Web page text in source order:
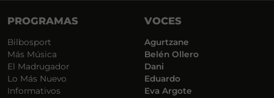
PROGRAMAS
Bilbosport
Más Música
El Madrugador
Lo Más Nuevo
Informativos
VOCES
Agurtzane
Belén Ollero
Dani
Eduardo
Eva Argote